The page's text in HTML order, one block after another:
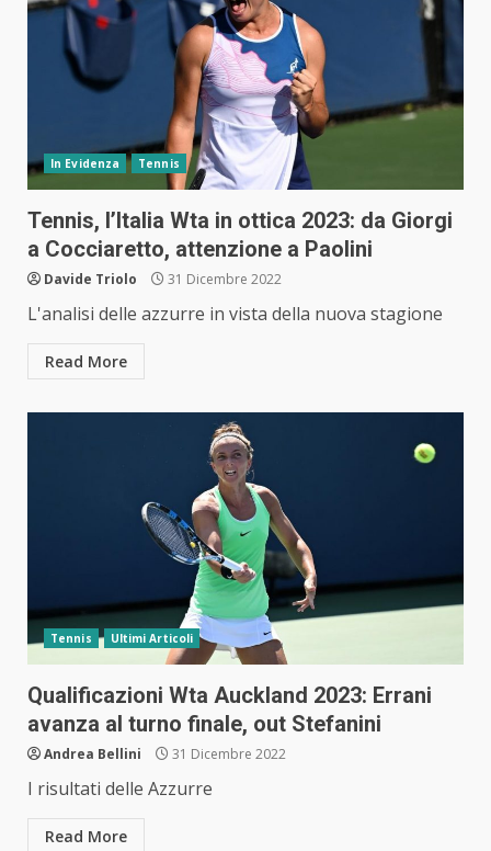
In Evidenza Tennis
Tennis, l’Italia Wta in ottica 2023: da Giorgi
a Cocciaretto, attenzione a Paolini
Davide Triolo 31 Dicembre 2022
L'analisi delle azzurre in vista della nuova stagione
Read More
Tennis Ultimi Articoli
Qualificazioni Wta Auckland 2023: Errani
avanza al turno finale, out Stefanini
Andrea Bellini 31 Dicembre 2022
I risultati delle Azzurre
Read More